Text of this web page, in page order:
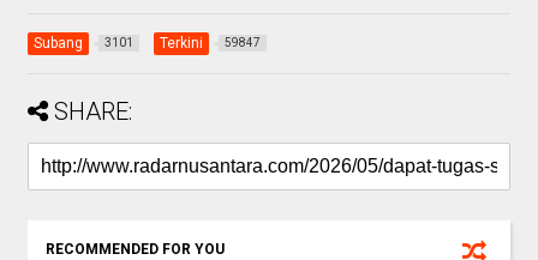
Subang 3101 Terkini 59847
SHARE:
RECOMMENDED FOR YOU